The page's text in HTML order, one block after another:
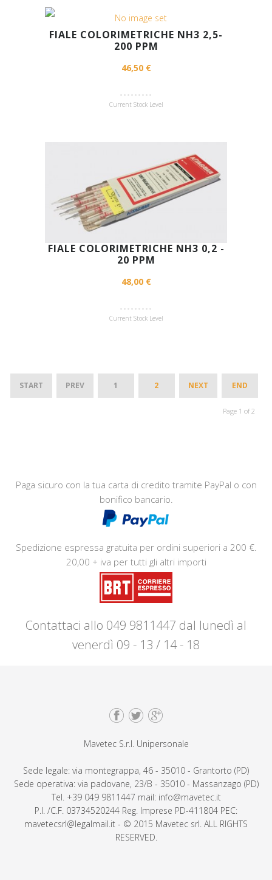
FIALE COLORIMETRICHE NH3 2,5-
200 PPM
46,50 €
Current Stock Level
FIALE COLORIMETRICHE NH3 0,2 -
20 PPM
48,00 €
Current Stock Level
START PREV 1 2 NEXT END
Page 1 of 2
Paga sicuro con la tua carta di credito tramite PayPal o con
bonifico bancario.
Spedizione espressa gratuita per ordini superiori a 200 €.
20,00 + iva per tutti gli altri importi
Contattaci allo 049 9811447 dal lunedì al
venerdì 09 - 13 / 14 - 18
Mavetec S.r.l. Unipersonale
Sede legale: via montegrappa, 46 - 35010 - Grantorto (PD)
Sede operativa: via padovane, 23/B - 35010 - Massanzago (PD)
Tel. +39 049 9811447 mail: info@mavetec.it
P.I. /C.F. 03734520244 Reg. Imprese PD-411804 PEC:
mavetecsrl@legalmail.it - © 2015 Mavetec srl. ALL RIGHTS
RESERVED.